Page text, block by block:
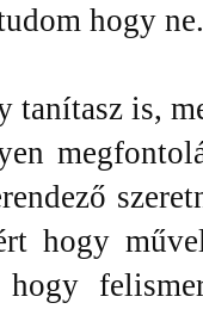
hogy ne.
tanítasz is,
hogy
hogy